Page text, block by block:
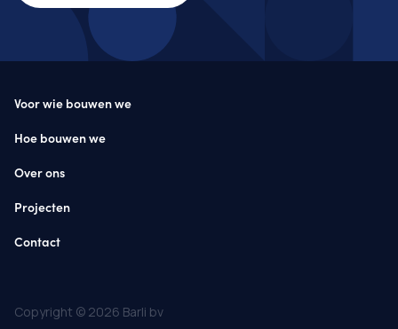
Voor wie bouwen we
Hoe bouwen we
Over ons
Projecten
Contact
Copyright © 2026 Barli bv